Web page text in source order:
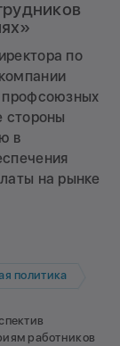
по
профсоюзных
стороны
в
на рынке
политика
работников